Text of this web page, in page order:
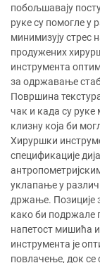
побољшавају
руке су помогле у
минимизују стрес
продужених
инструмента
за одржавање
Површина
чак и када су руке
клизну која би
Хируршки
спецификације
уклапање у
држање. Позиције
како би подржале
напетост мишића
инструмента је
повлачење, док